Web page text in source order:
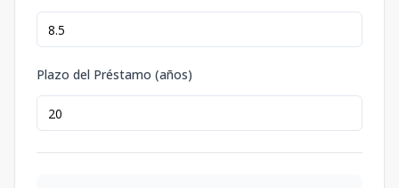
Plazo del Préstamo (años)